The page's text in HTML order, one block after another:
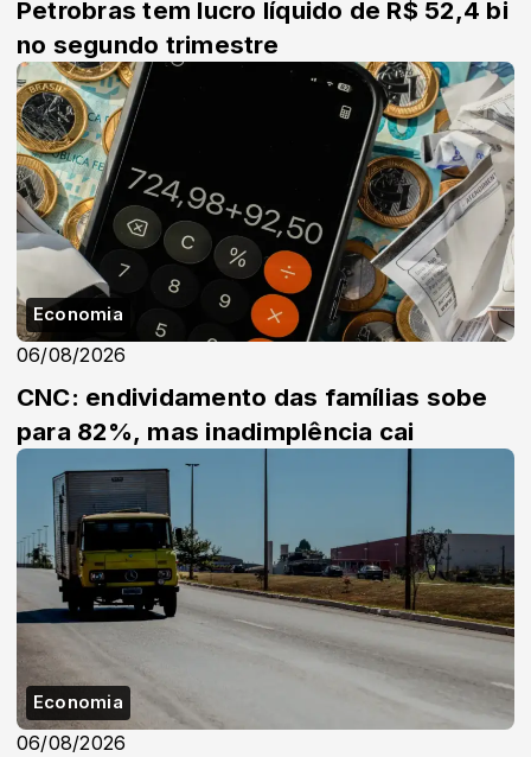
Petrobras tem lucro líquido de R$ 52,4 bi
no segundo trimestre
Economia
06/08/2026
CNC: endividamento das famílias sobe
para 82%, mas inadimplência cai
Economia
06/08/2026